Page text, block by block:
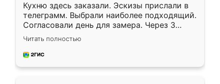
Кухню здесь заказали. Эскизы прислали в
телеграмм. Выбрали наиболее подходящий.
Согласовали день для замера. Через 3
недели кухня была уже готова. Остались
довольны работой. Спасибо Ренессанс
мебель за качественную работу!
Читать полностью